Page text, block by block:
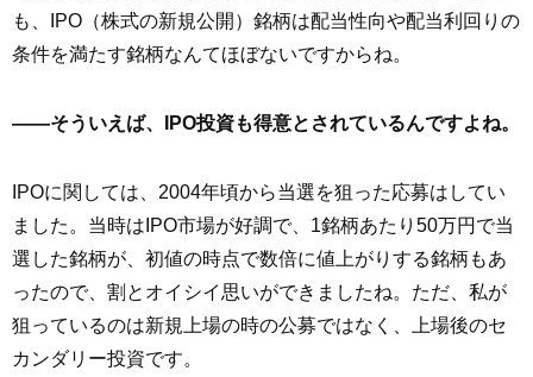
も、IPO（株式の新規公開）銘柄は配当性向や配当利回りの
条件を満たす銘柄なんてほぼないですからね。
――そういえば、IPO投資も得意とされているんですよね。
IPOに関しては、2004年頃から当選を狙った応募はしてい
ました。当時はIPO市場が好調で、1銘柄あたり50万円で当
選した銘柄が、初値の時点で数倍に値上がりする銘柄もあ
ったので、割とオイシイ思いができましたね。ただ、私が
狙っているのは新規上場の時の公募ではなく、上場後のセ
カンダリー投資です。